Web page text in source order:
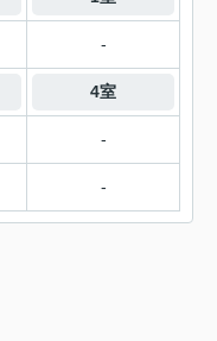
-
4室
-
-